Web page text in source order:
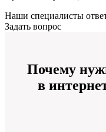
Наши специалисты
Задать вопрос
Почему
в